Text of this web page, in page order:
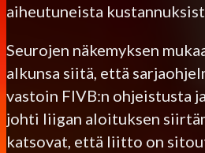
aiheutuneista
Seurojen näkemyksen
alkunsa siitä, että
vastoin FIVB:n ohjeistusta
johti liigan aloituksen
katsovat, että liitto on